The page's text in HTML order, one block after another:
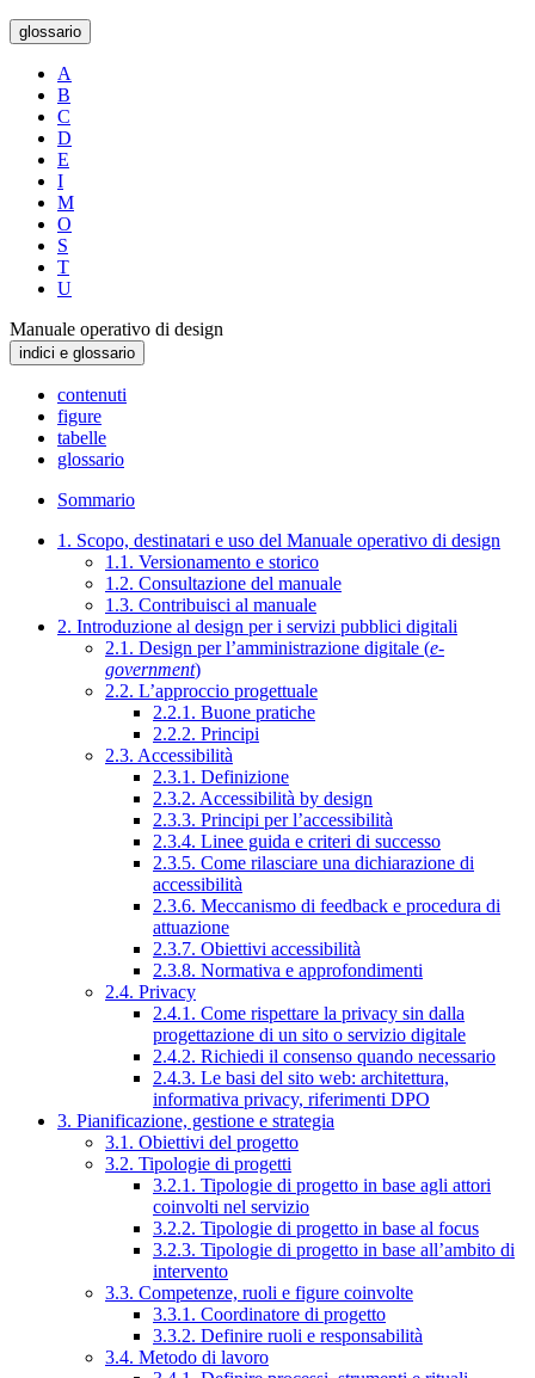
glossario
A
B
C
D
E
I
M
O
S
T
U
Manuale operativo di design
indici e glossario
contenuti
figure
tabelle
glossario
Sommario
1. Scopo, destinatari e uso del Manuale operativo di design
1.1. Versionamento e storico
1.2. Consultazione del manuale
1.3. Contribuisci al manuale
2. Introduzione al design per i servizi pubblici digitali
2.1. Design per l’amministrazione digitale (e-
government)
2.2. L’approccio progettuale
2.2.1. Buone pratiche
2.2.2. Principi
2.3. Accessibilità
2.3.1. Definizione
2.3.2. Accessibilità by design
2.3.3. Principi per l’accessibilità
2.3.4. Linee guida e criteri di successo
2.3.5. Come rilasciare una dichiarazione di
accessibilità
2.3.6. Meccanismo di feedback e procedura di
attuazione
2.3.7. Obiettivi accessibilità
2.3.8. Normativa e approfondimenti
2.4. Privacy
2.4.1. Come rispettare la privacy sin dalla
progettazione di un sito o servizio digitale
2.4.2. Richiedi il consenso quando necessario
2.4.3. Le basi del sito web: architettura,
informativa privacy, riferimenti DPO
3. Pianificazione, gestione e strategia
3.1. Obiettivi del progetto
3.2. Tipologie di progetti
3.2.1. Tipologie di progetto in base agli attori
coinvolti nel servizio
3.2.2. Tipologie di progetto in base al focus
3.2.3. Tipologie di progetto in base all’ambito di
intervento
3.3. Competenze, ruoli e figure coinvolte
3.3.1. Coordinatore di progetto
3.3.2. Definire ruoli e responsabilità
3.4. Metodo di lavoro